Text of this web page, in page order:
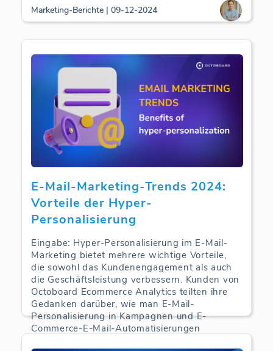
Marketing-Berichte | 09-12-2024
E-Mail-Marketing-Trends 2024:
Vorteile der Hyper-
Personalisierung
Eingabe: Hyper-Personalisierung im E-Mail-
Marketing bietet mehrere wichtige Vorteile,
die sowohl das Kundenengagement als auch
die Geschäftsleistung verbessern. Kunden von
Octoboard Ecommerce Analytics teilten ihre
Gedanken darüber, wie man E-Mail-
Personalisierung in Kampagnen und E-
Commerce-E-Mail-Automatisierungen